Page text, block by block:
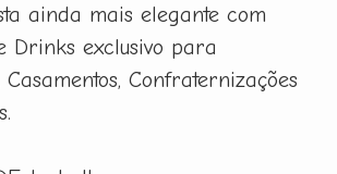
ainda mais elegante com
Drinks exclusivo para
Confraternizações